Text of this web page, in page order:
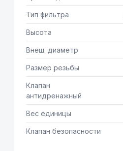
Тип фильтра
Высота
Внеш. диаметр
Размер резьбы
Клапан
антидренажный
Вес единицы
Клапан безопасности